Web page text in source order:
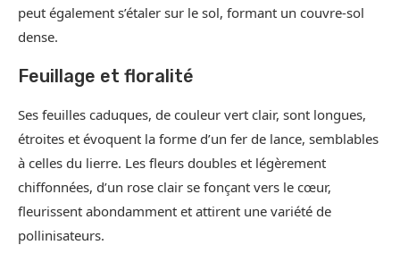
peut également s’étaler sur le sol, formant un couvre-sol
dense.
Feuillage et floralité
Ses feuilles caduques, de couleur vert clair, sont longues,
étroites et évoquent la forme d’un fer de lance, semblables
à celles du lierre. Les fleurs doubles et légèrement
chiffonnées, d’un rose clair se fonçant vers le cœur,
fleurissent abondamment et attirent une variété de
pollinisateurs.